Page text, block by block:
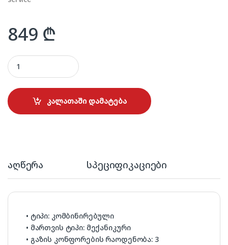
849 ₾
ALNEO ALN 6070B WHITE ELECTRO HP quantity
კალათაში დამატება
აღწერა სპეციფიკაციები
• ტიპი: კომბინირებული
• მართვის ტიპი: მექანიკური
• გაზის კონფორების რაოდენობა: 3